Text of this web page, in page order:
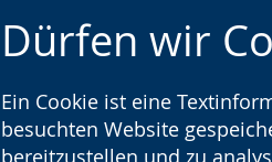
Dürfen wir
Ein Cookie ist eine
besuchten Website
bereitzustellen und zu